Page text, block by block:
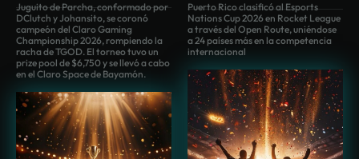
Juguito de Parcha, conformado por
DClutch y Johansito, se coronó
campeón del Claro Gaming
Championship 2026, rompiendo la
racha de TGOD. El torneo tuvo un
prize pool de $6,750 y se llevó a cabo
en el Claro Space de Bayamón.
Puerto Rico clasificó al Esports
Nations Cup 2026 en Rocket League
a través del Open Route, uniéndose
a 24 países más en la competencia
internacional